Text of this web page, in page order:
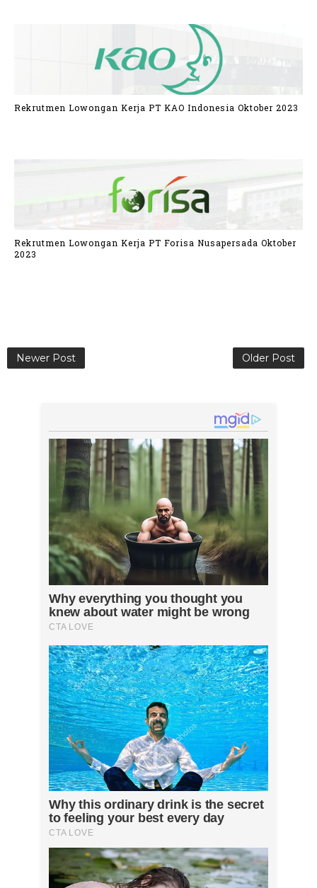
Rekrutmen Lowongan Kerja PT KAO Indonesia Oktober 2023
Rekrutmen Lowongan Kerja PT Forisa Nusapersada Oktober
2023
Newer Post Older Post